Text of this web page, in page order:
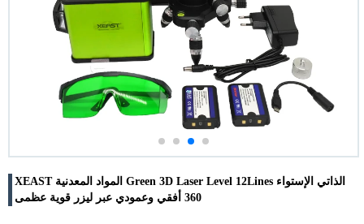
XEAST المواد المعدنية Green 3D Laser Level 12Lines الذاتي الإستواء
360 أفقي وعمودي عبر ليزر قوية عظمى